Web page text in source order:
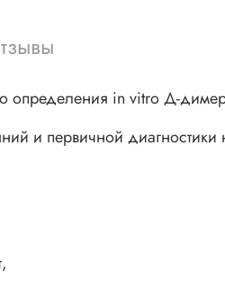
определения in vitro Д-
и первичной диагностики